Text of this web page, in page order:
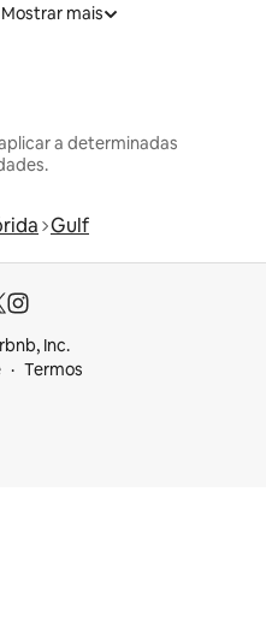
Mostrar mais
a determinadas
Gulf
Inc.
Termos